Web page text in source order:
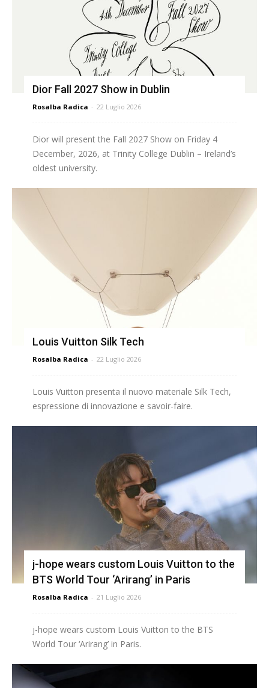
Dior Fall 2027 Show in Dublin
Rosalba Radica - 22 Luglio 2026
Dior will present the Fall 2027 Show on Friday 4
December, 2026, at Trinity College Dublin – Ireland’s
oldest university.
Louis Vuitton Silk Tech
Rosalba Radica - 22 Luglio 2026
Louis Vuitton presenta il nuovo materiale Silk Tech,
espressione di innovazione e savoir-faire.
j-hope wears custom Louis Vuitton to the
BTS World Tour ‘Arirang’ in Paris
Rosalba Radica - 21 Luglio 2026
j-hope wears custom Louis Vuitton to the BTS
World Tour ‘Arirang’ in Paris.